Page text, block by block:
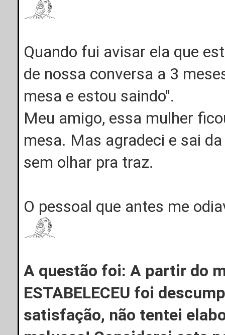
Quando fui avisar ela que
de nossa conversa a 3
mesa e estou saindo".
Meu amigo, essa mulher
mesa. Mas agradeci e sai
sem olhar pra traz.
O pessoal que antes me
A questão foi: A partir do
ESTABELECEU foi
satisfação, não tentei